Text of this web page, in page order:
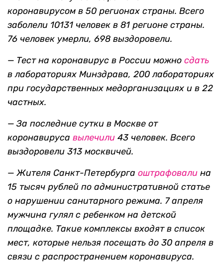
коронавирусом в 50 регионах страны. Всего
заболели 10131 человек в 81 регионе страны.
76 человек умерли, 698 выздоровели.
— Тест на коронавирус в России можно сдать
в лабораториях Минздрава, 200 лабораториях
при государственных медорганизациях и в 22
частных.
— За последние сутки в Москве от
коронавируса вылечили 43 человек. Всего
выздоровели 313 москвичей.
— Жителя Санкт-Петербурга оштрафовали на
15 тысяч рублей по административной статье
о нарушении санитарного режима. 7 апреля
мужчина гулял с ребенком на детской
площадке. Такие комплексы входят в список
мест, которые нельзя посещать до 30 апреля в
связи с распространением коронавируса.